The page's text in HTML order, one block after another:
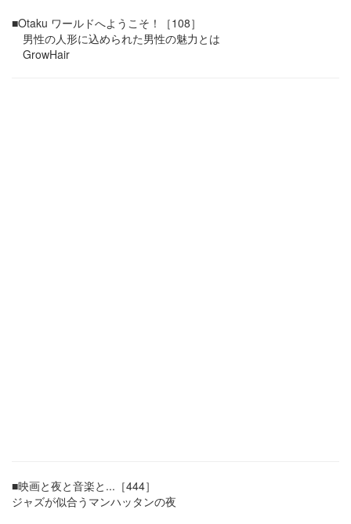
■Otaku ワールドへようこそ！［108］
男性の人形に込められた男性の魅力とは
GrowHair
■映画と夜と音楽と...［444］
ジャズが似合うマンハッタンの夜